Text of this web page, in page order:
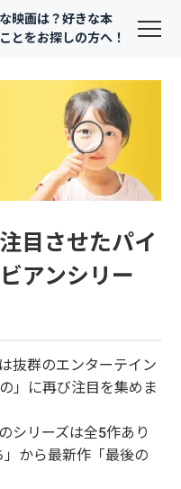
映画は？好きな本
とをお探しの方へ！
目させたパイ
アンシリー
抜群のエンターテイン
」に再び注目を集めま
シリーズは全5作あり
から最新作「最後の